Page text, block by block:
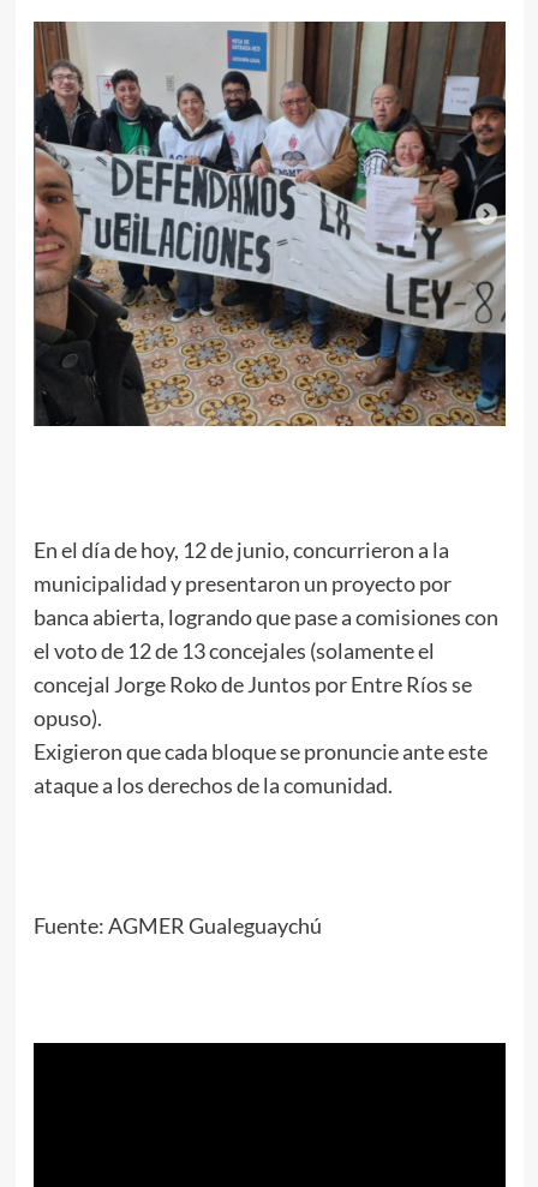
En el día de hoy, 12 de junio, concurrieron a la
municipalidad y presentaron un proyecto por
banca abierta, logrando que pase a comisiones con
el voto de 12 de 13 concejales (solamente el
concejal Jorge Roko de Juntos por Entre Ríos se
opuso).
Exigieron que cada bloque se pronuncie ante este
ataque a los derechos de la comunidad.
Fuente: AGMER Gualeguaychú